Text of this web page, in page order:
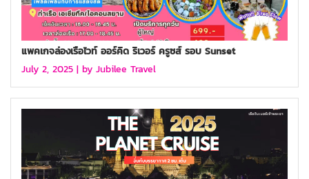
แพคเกจล่องเรือไวท์ ออร์คิด ริเวอร์ ครูซส์ รอบ Sunset
July 2, 2025 | by Jubilee Travel